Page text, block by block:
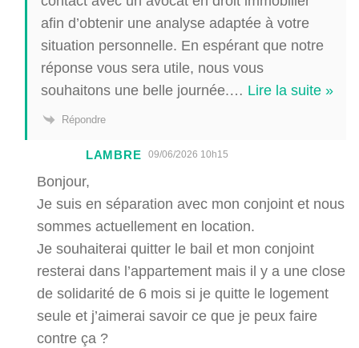
afin d’obtenir une analyse adaptée à votre
situation personnelle. En espérant que notre
réponse vous sera utile, nous vous
souhaitons une belle journée.… Lire la suite »
Répondre
LAMBRE 09/06/2026 10h15
Bonjour,
Je suis en séparation avec mon conjoint et nous
sommes actuellement en location.
Je souhaiterai quitter le bail et mon conjoint
resterai dans l’appartement mais il y a une close
de solidarité de 6 mois si je quitte le logement
seule et j’aimerai savoir ce que je peux faire
contre ça ?